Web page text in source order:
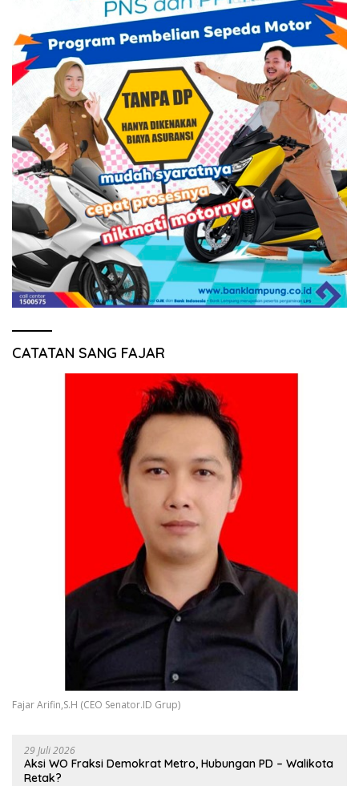
CATATAN SANG FAJAR
Fajar Arifin,S.H (CEO Senator.ID Grup)
29 Juli 2026
Aksi WO Fraksi Demokrat Metro, Hubungan PD – Walikota
Retak?